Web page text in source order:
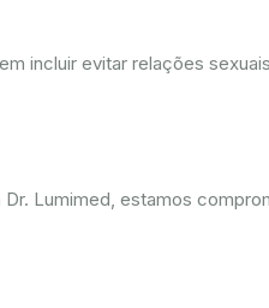
incluir evitar relações
Lumimed, estamos